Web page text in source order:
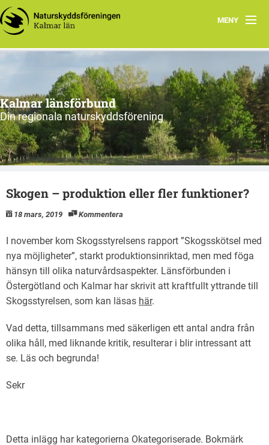
MENY
Hem
Om oss och vår förening
Styrelsen 2026
Protokoll
Natur i Kalmar län
Kalmar länsförbund
Din regionala naturskyddsförening
Skogen – produktion eller fler funktioner?
18 mars, 2019 Kommentera
I november kom Skogsstyrelsens rapport ”Skogsskötsel med
nya möjligheter”, starkt produktionsinriktad, men med föga
hänsyn till olika naturvårdsaspekter. Länsförbunden i
Östergötland och Kalmar har skrivit att kraftfullt yttrande till
Skogsstyrelsen, som kan läsas här.
Vad detta, tillsammans med säkerligen ett antal andra från
olika håll, med liknande kritik, resulterar i blir intressant att
se. Läs och begrunda!
Sekr
Detta inlägg har kategorierna Okategoriserade. Bokmärk